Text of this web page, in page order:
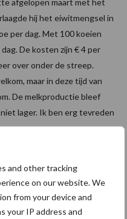
and other tracking
on our website. We
from your device and
your IP address and
afgelopen maart met het
hij het eiwitmengsel in
per dag. Met 100 koeien
De kosten zijn € 4 per
over onder de streep.
maar in deze tijd van
De melkproductie bleef
lager. Ik ben erg tevreden
levert het gebruik van
stikstof benutting belandt